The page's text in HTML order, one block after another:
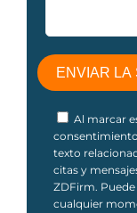
Al marcar
texto
citas y
ZDFirm. Puede
cualquier